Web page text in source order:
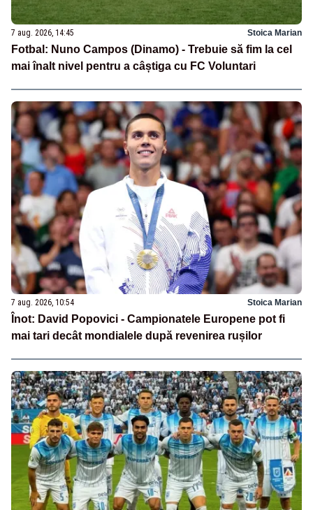
7 aug. 2026, 14:45 Stoica Marian
Fotbal: Nuno Campos (Dinamo) - Trebuie să fim la cel
mai înalt nivel pentru a câștiga cu FC Voluntari
7 aug. 2026, 10:54 Stoica Marian
Înot: David Popovici - Campionatele Europene pot fi
mai tari decât mondialele după revenirea rușilor